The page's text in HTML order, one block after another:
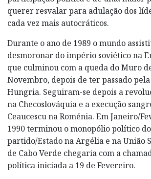
querer resvalar para adulação dos
cada vez mais autocráticos.
Durante o ano de 1989 o mundo
desmoronar do império soviético na
que culminou com a queda do Muro
Novembro, depois de ter passado
Hungria. Seguiram-se depois a
na Checoslováquia e a execução
Ceaucescu na Roménia. Em Janeiro/
1990 terminou o monopólio político do
partido/Estado na Argélia e na União
de Cabo Verde chegaria com a
política iniciada a 19 de Fevereiro.